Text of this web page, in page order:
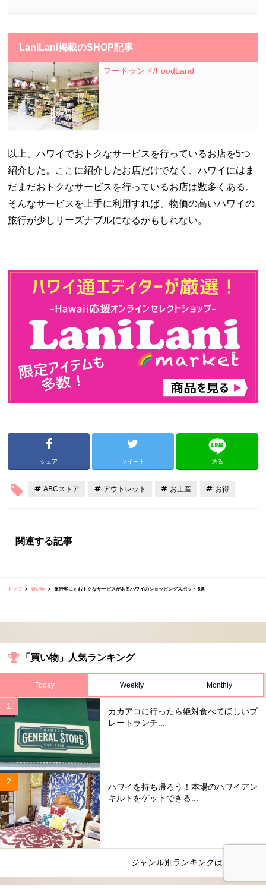
LaniLani掲載のSHOP記事
フードランド/FoodLand
以上、ハワイでおトクなサービスを行っているお店を5つ
紹介した。ここに紹介したお店だけでなく、ハワイにはま
だまだおトクなサービスを行っているお店は数多くある。
そんなサービスを上手に利用すれば、物価の高いハワイの
旅行が少しリーズナブルになるかもしれない。
シェア ツイート 送る
ABCストア アウトレット お土産 お得
関連する記事
トップ 買い物 旅行客にもおトクなサービスがあるハワイのショッピングスポット 5選
「買い物」人気ランキング
Today Weekly Monthly
カカアコに行ったら絶対食べてほしいプ
レートランチ...
ハワイを持ち帰ろう！本場のハワイアン
キルトをゲットできる...
ジャンル別ランキングはこちら